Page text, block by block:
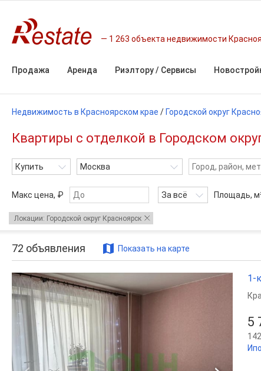
1 263 объекта недвижимости
Продажа Аренда Риэлтору / Сервисы
Недвижимость в Красноярском крае / Городской округ
Квартиры с отделкой в Городском
Купить Москва
Макс цена, ₽ За всё Площадь,
Локации: Городской округ Красноярск
72 объявления Показать на карте
1-
5